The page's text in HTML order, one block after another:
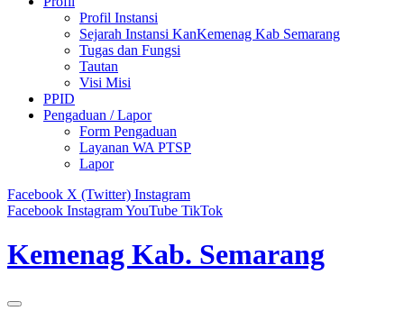
Profil Instansi
Sejarah Instansi KanKemenag Kab Semarang
Tugas dan Fungsi
Tautan
Visi Misi
PPID
Pengaduan / Lapor
Form Pengaduan
Layanan WA PTSP
Lapor
Facebook X (Twitter) Instagram
Facebook InstagramYouTube TikTok
Kemenag Kab. Semarang